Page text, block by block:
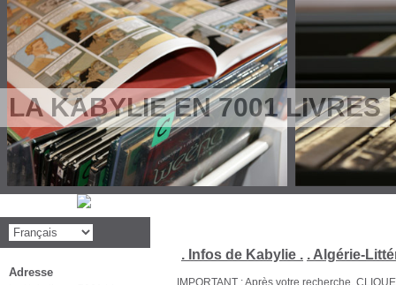
LA KABYLIE EN 7001 LIVRES
. Infos de Kabylie . . Algérie-
IMPORTANT : Après votre recherche,
Adresse